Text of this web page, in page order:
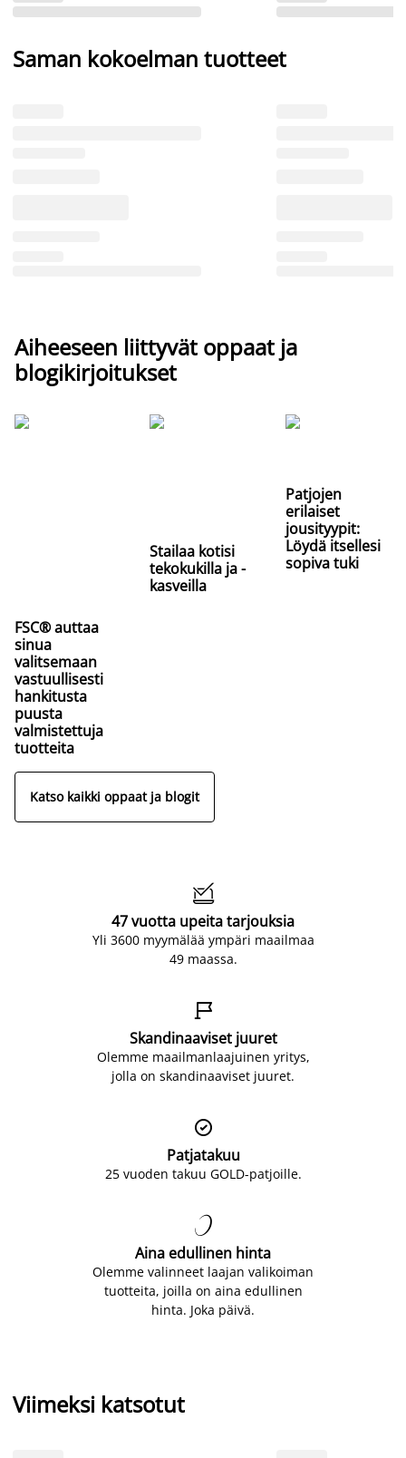
Saman kokoelman tuotteet
Aiheeseen liittyvät oppaat ja
blogikirjoitukset
FSC® auttaa
sinua
valitsemaan
vastuullisesti
hankitusta
puusta
valmistettuja
tuotteita
Stailaa kotisi
tekokukilla ja -
kasveilla
Patjojen
erilaiset
jousityypit:
Löydä itsellesi
sopiva tuki
Katso kaikki oppaat ja blogit

47 vuotta upeita tarjouksia
Yli 3600 myymälää ympäri maailmaa
49 maassa.

Skandinaaviset juuret
Olemme maailmanlaajuinen yritys,
jolla on skandinaaviset juuret.

Patjatakuu
25 vuoden takuu GOLD-patjoille.

Aina edullinen hinta
Olemme valinneet laajan valikoiman
tuotteita, joilla on aina edullinen
hinta. Joka päivä.
Viimeksi katsotut